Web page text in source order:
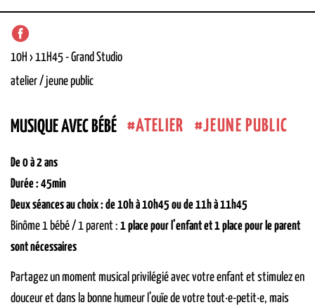
10H › 11H45-Grand Studio
atelier / jeune public
MUSIQUE AVEC BÉBÉ ATELIER JEUNE PUBLIC
De 0 à 2 ans
Durée : 45min
Deux séances au choix : de 10h à 10h45 ou de 11h à 11h45
Binôme 1 bébé / 1 parent : 1 place pour l’enfant et 1 place pour le parent
sont nécessaires
Partagez un moment musical privilégié avec votre enfant et stimulez en
douceur et dans la bonne humeur l’ouïe de votre tout·e-petit·e, mais